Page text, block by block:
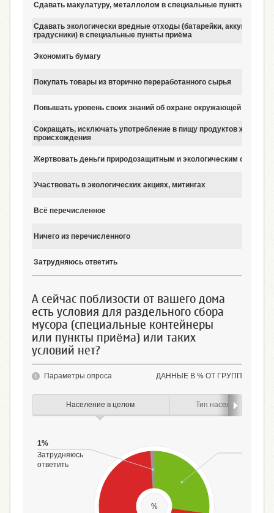
Сдавать макулатуру, металлолом в специальные пункты приёма
Сдавать экологически вредные отходы (батарейки,
градусники) в специальные пункты приёма
Экономить бумагу
Покупать товары из вторично переработанного сырья
Повышать уровень своих знаний об охране окружающей среды
Сокращать, исключать употребление в пищу продуктов
происхождения
Жертвовать деньги природозащитным и экологическим
Участвовать в экологических акциях, митингах
Всё перечисленное
Ничего из перечисленного
Затрудняюсь ответить
А сейчас поблизости от вашего дома
есть условия для раздельного сбора
мусора (специальные контейнеры
или пункты приёма) или таких
условий нет?
ДАННЫЕ В % ОТ ГРУПП
Параметры опроса
Население в целом Тип населенного
%
1%
Затрудняюсь
ответить